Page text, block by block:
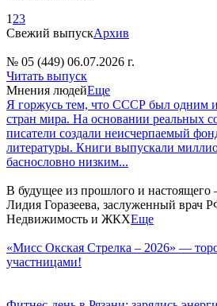
1 23
Свежий выпускАрхив
№ 05 (449) 06.07.2026 г.
Читать выпуск
Мнения людейЕще
Я горжусь тем, что СССР был одним
стран мира. На основании реальных
писатели создали неисчерпаемый
литературы. Книги выпускали
баснословно низким...
В будущее из прошлого и настоящего
Лидия Горазеева, заслуженный врач
Недвижимость и ЖКХЕще
«Мисс Окская Стрелка – 2026» —
участницами!